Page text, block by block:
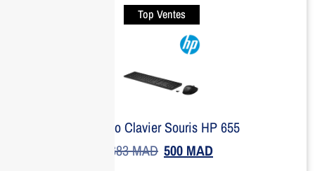
Top Ventes
Combo Clavier Souris HP 655
683MAD 500 MAD